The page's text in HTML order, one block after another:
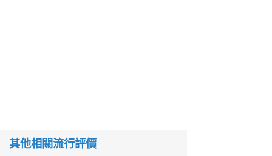
其他相關流行評價